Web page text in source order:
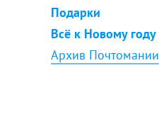
Подарки
Всё к Новому году
Архив Почтомании